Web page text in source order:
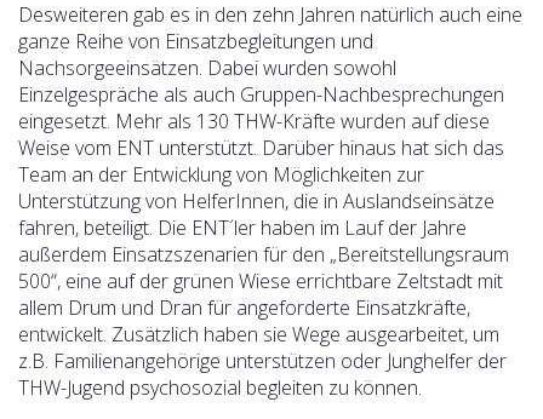
Desweiteren gab es in den zehn Jahren natürlich auch eine
ganze Reihe von Einsatzbegleitungen und
Nachsorgeeinsätzen. Dabei wurden sowohl
Einzelgespräche als auch Gruppen-Nachbesprechungen
eingesetzt. Mehr als 130 THW-Kräfte wurden auf diese
Weise vom ENT unterstützt. Darüber hinaus hat sich das
Team an der Entwicklung von Möglichkeiten zur
Unterstützung von HelferInnen, die in Auslandseinsätze
fahren, beteiligt. Die ENT´ler haben im Lauf der Jahre
außerdem Einsatzszenarien für den „Bereitstellungsraum
500“, eine auf der grünen Wiese errichtbare Zeltstadt mit
allem Drum und Dran für angeforderte Einsatzkräfte,
entwickelt. Zusätzlich haben sie Wege ausgearbeitet, um
z.B. Familienangehörige unterstützen oder Junghelfer der
THW-Jugend psychosozial begleiten zu können.